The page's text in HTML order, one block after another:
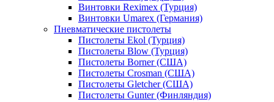
Винтовки Reximex (Турция)
Винтовки Umarex (Германия)
Пневматические пистолеты
Пистолеты Ekol (Турция)
Пистолеты Blow (Турция)
Пистолеты Borner (США)
Пистолеты Crosman (США)
Пистолеты Gletcher (США)
Пистолеты Gunter (Финляндия)